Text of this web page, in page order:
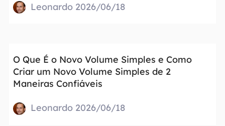
Leonardo 2026/06/18
O Que É o Novo Volume Simples e Como
Criar um Novo Volume Simples de 2
Maneiras Confiáveis
Leonardo 2026/06/18